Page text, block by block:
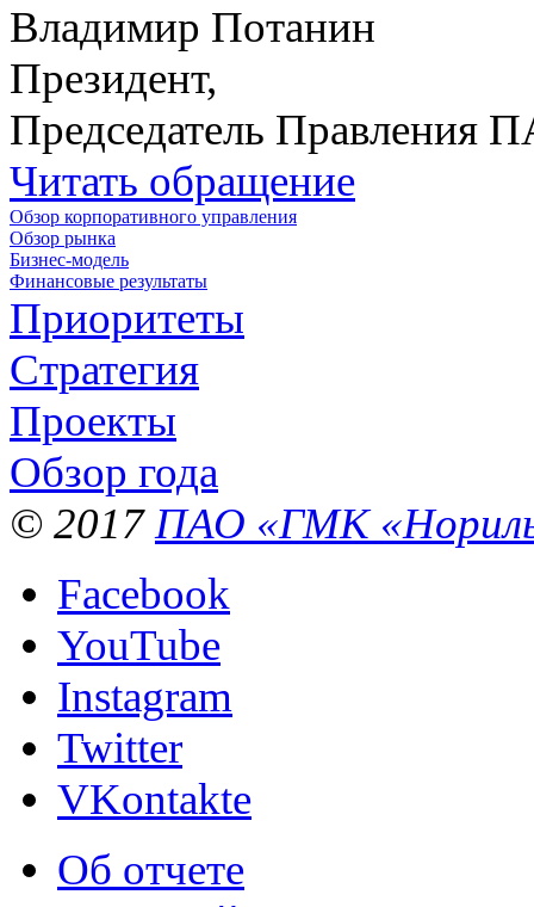
Владимир Потанин
Президент,
Председатель Правления
Читать обращение
Обзор корпоративного управления
Обзор рынка
Бизнес-модель
Финансовые результаты
Приоритеты
Стратегия
Проекты
Обзор года
© 2017 ПАО «ГМК
Facebook
YouTube
Instagram
Twitter
VKontakte
Об отчете